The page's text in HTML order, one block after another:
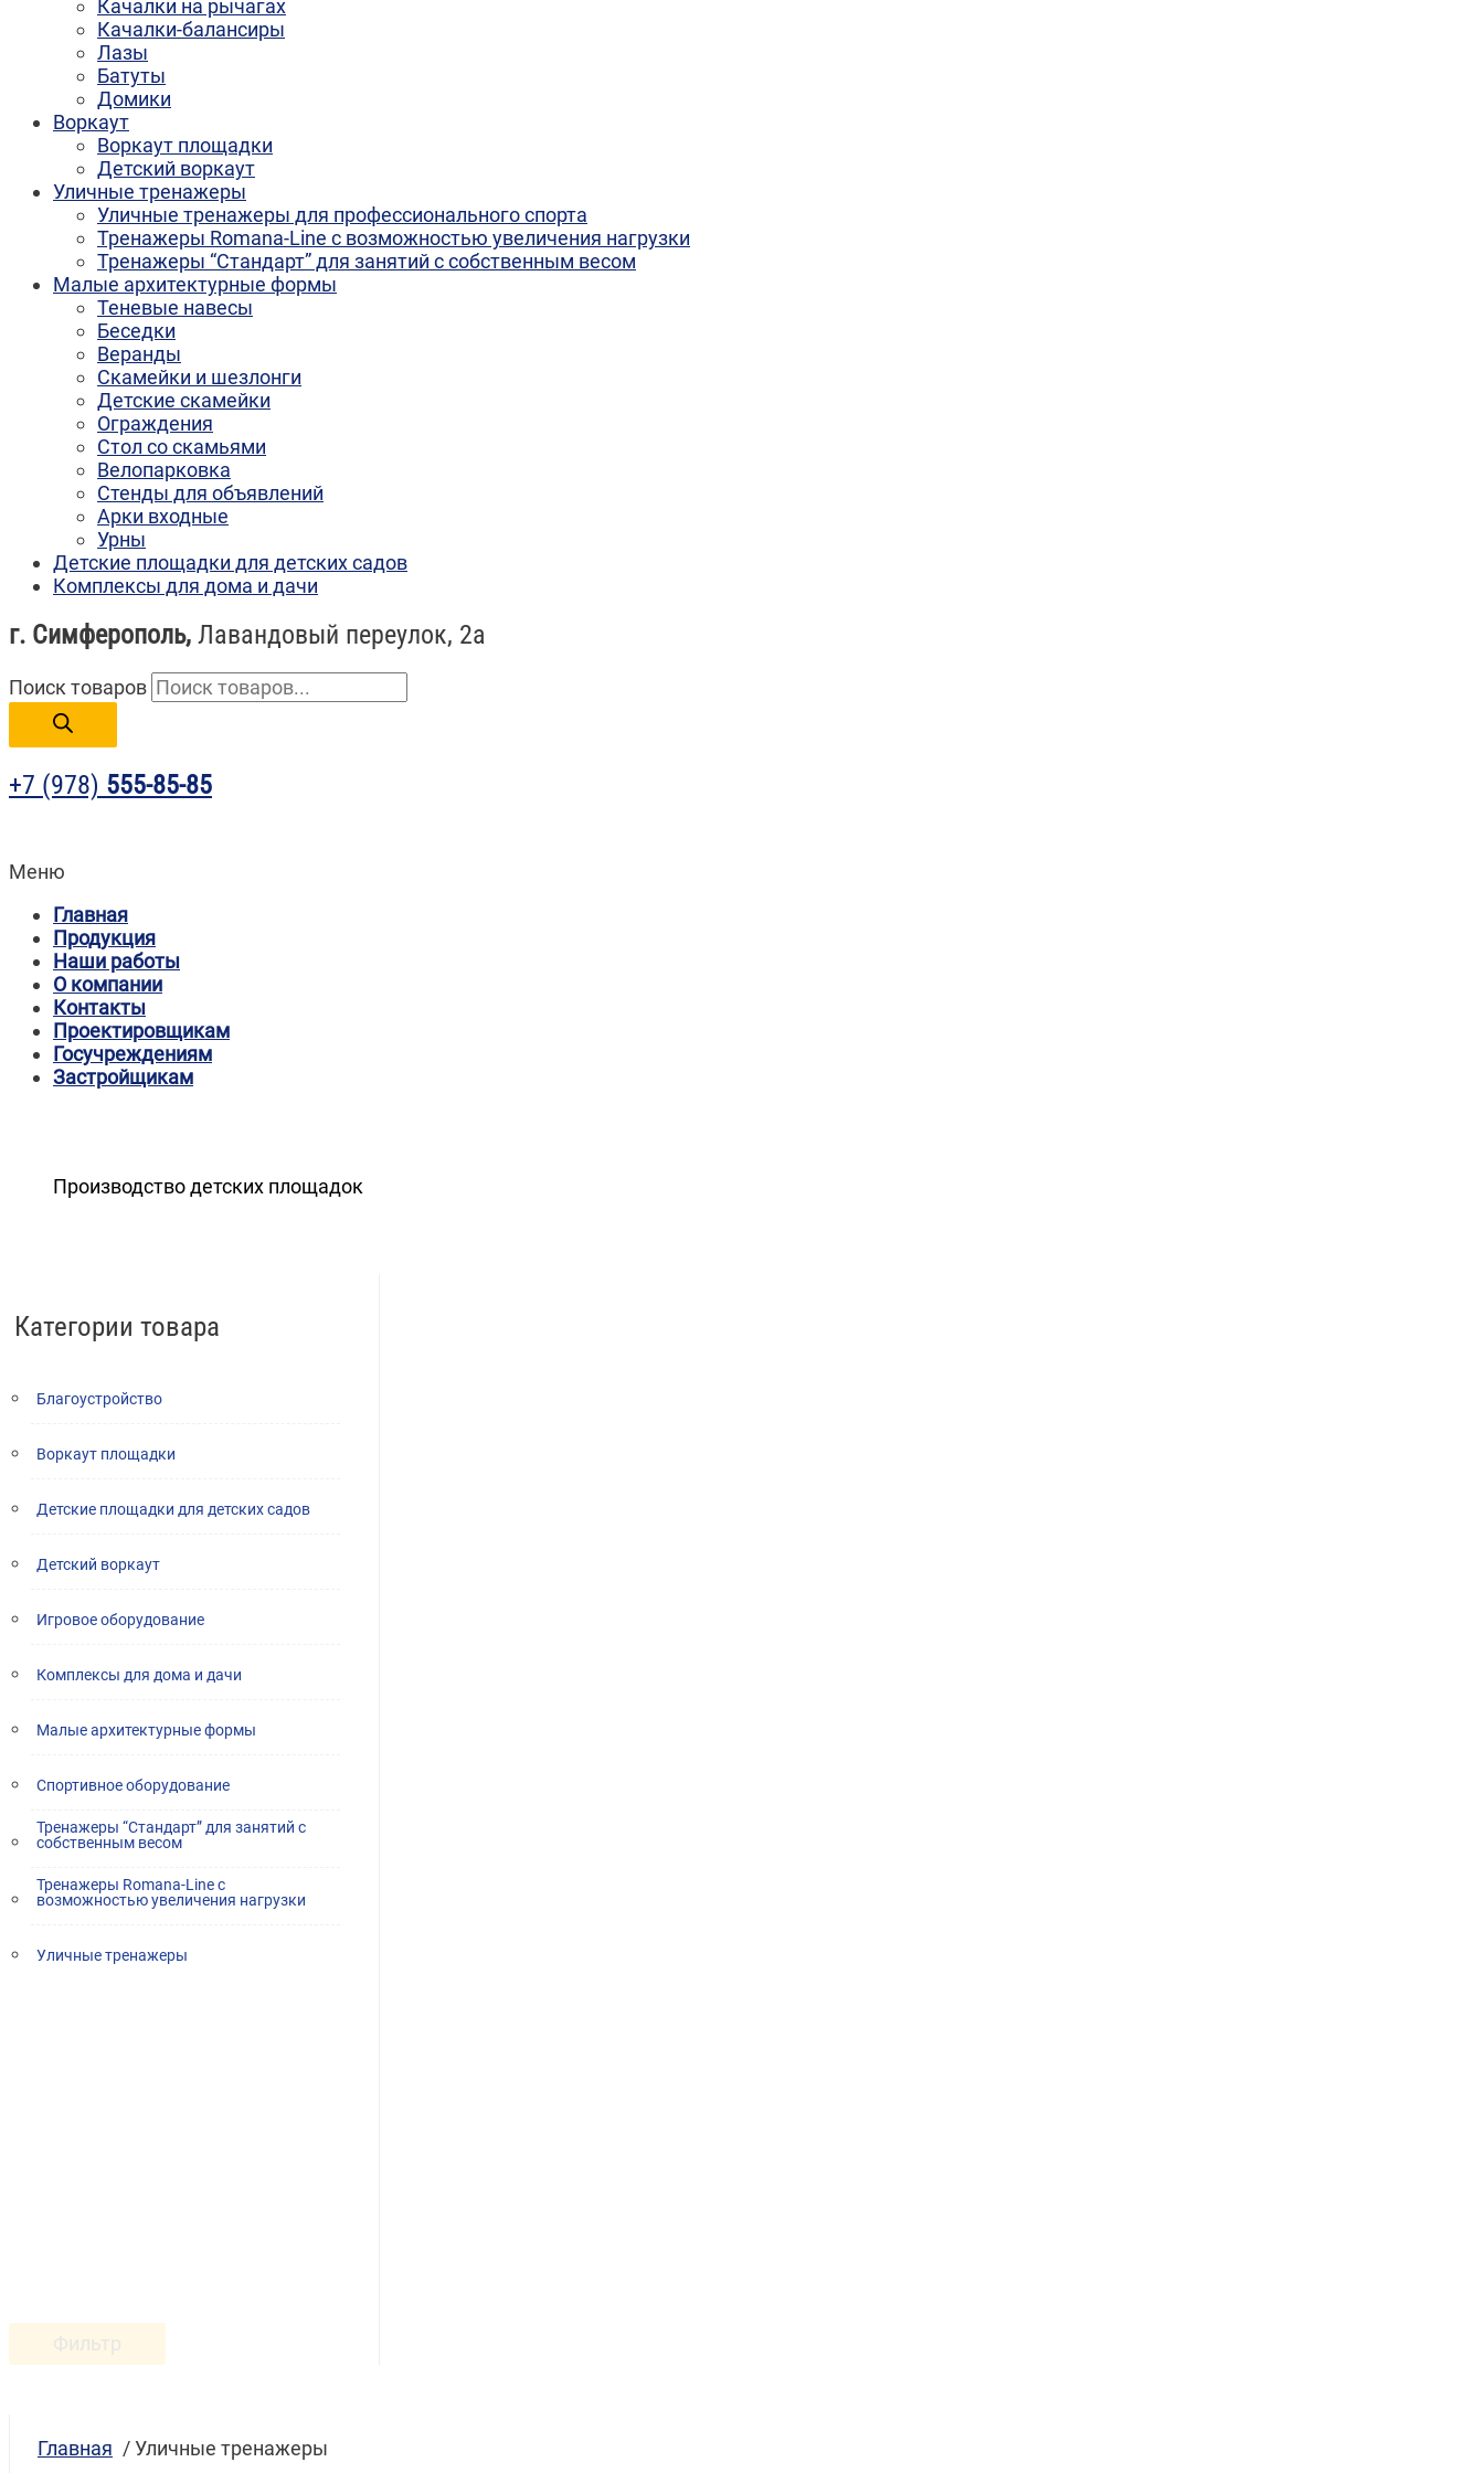
Качалки на рычагах
Качалки-балансиры
Лазы
Батуты
Домики
Воркаут
Воркаут площадки
Детский воркаут
Уличные тренажеры
Уличные тренажеры для профессионального спорта
Тренажеры Romana-Line с возможностью увеличения нагрузки
Тренажеры “Стандарт” для занятий с собственным весом
Малые архитектурные формы
Теневые навесы
Беседки
Веранды
Скамейки и шезлонги
Детские скамейки
Ограждения
Стол со скамьями
Велопарковка
Стенды для объявлений
Арки входные
Урны
Детские площадки для детских садов
Комплексы для дома и дачи
г. Симферополь, Лавандовый переулок, 2а
Поиск товаров
+7 (978) 555-85-85
Меню
Главная
Продукция
Наши работы
О компании
Контакты
Проектировщикам
Госучреждениям
Застройщикам
Производство детских площадок
Категории товара
Благоустройство
Воркаут площадки
Детские площадки для детских садов
Детский воркаут
Игровое оборудование
Комплексы для дома и дачи
Малые архитектурные формы
Спортивное оборудование
Тренажеры “Стандарт” для занятий с
собственным весом
Тренажеры Romana-Line с
возможностью увеличения нагрузки
Уличные тренажеры
Фильтр
Главная / Уличные тренажеры